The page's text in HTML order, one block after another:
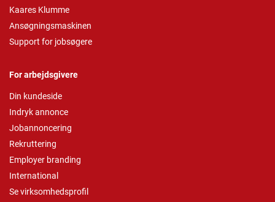
Kaares Klumme
Ansøgningsmaskinen
Support for jobsøgere
For arbejdsgivere
Din kundeside
Indryk annonce
Jobannoncering
Rekruttering
Employer branding
International
Se virksomhedsprofil